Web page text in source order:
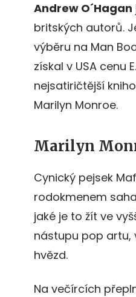
Andrew O´Hagan
britských autorů.
výběru na Man
získal v USA cenu
nejsatiričtější
Marilyn Monroe.
Marilyn
Cynický pejsek
rodokmenem
jaké je to žít ve
nástupu pop artu,
hvězd.
Na večírcích